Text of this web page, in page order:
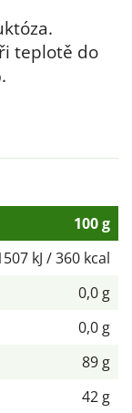
teplotě do
100 g
kJ / 360 kcal
0,0 g
0,0 g
89 g
42 g